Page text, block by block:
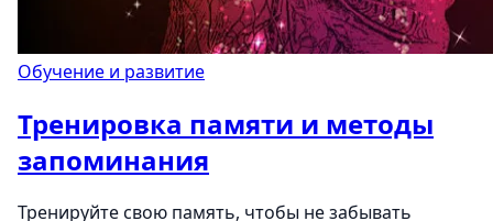
Обучение и развитие
Тренировка памяти и методы
запоминания
Тренируйте свою память, чтобы не забывать